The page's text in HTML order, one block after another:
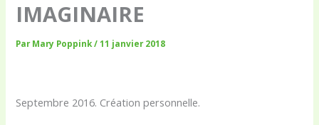
IMAGINAIRE
ParMary Poppink/11 janvier 2018
Septembre 2016. Création personnelle.